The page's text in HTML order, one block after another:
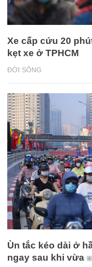
ĐỜI SỐNG
Xe cấp cứu 20
kẹt xe ở TPHCM
Ùn tắc kéo dài ở
ngay sau khi vừa